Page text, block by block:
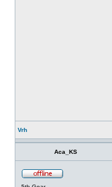
Vrh
Aca_KS